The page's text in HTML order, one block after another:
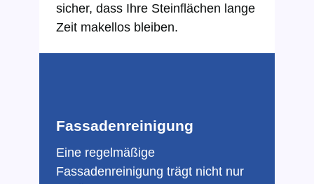
sicher, dass Ihre Steinflächen lange
Zeit makellos bleiben.
Fassadenreinigung
Eine regelmäßige
Fassadenreinigung trägt nicht nur